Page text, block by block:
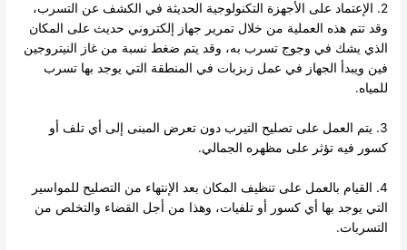
2. الإعتماد على الأجهزة التكنولوجية الحديثة في الكشف عن التسرب،
وقد تتم هذه العملية من خلال تمرير جهاز إلكتروني حديث على المكان
الذي يشك في وجوج تسرب به، وقد يتم ضغط نسبة من غاز النيتروجين
فين ويبدأ الجهاز في عمل زبزبات في المنطقة التي يوجد بها تسرب
للمياه.
3. يتم العمل على تصليح التيرب دون تعرض المبنى إلى أي تلف أو
كسور فيه تؤثر على مظهره الجمالي.
4. القيام بالعمل على تنظيف المكان بعد الإنتهاء من التصليح للمواسير
التي يوجد بها أي كسور أو تلفيات، وهذا من أجل القضاء والتخلص من
التسربات.